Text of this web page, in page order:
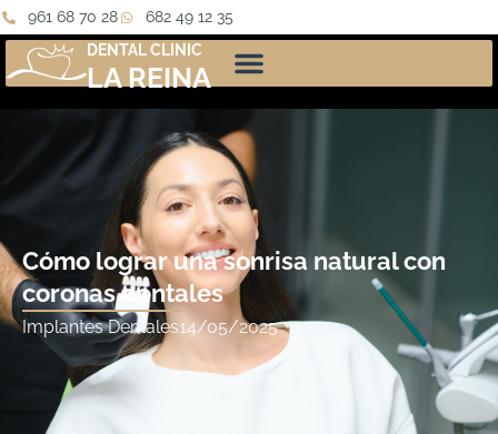
961 68 70 28
682 49 12 35
DENTAL CLINIC
LA REINA
Cómo lograr una sonrisa natural con
coronas dentales
Implantes Dentales14/05/2025